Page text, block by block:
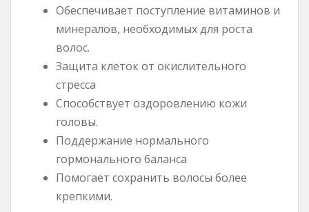
Обеспечивает поступление витаминов и
минералов, необходимых для роста
волос.
Защита клеток от окислительного
стресса
Способствует оздоровлению кожи
головы.
Поддержание нормального
гормонального баланса
Помогает сохранить волосы более
крепкими.